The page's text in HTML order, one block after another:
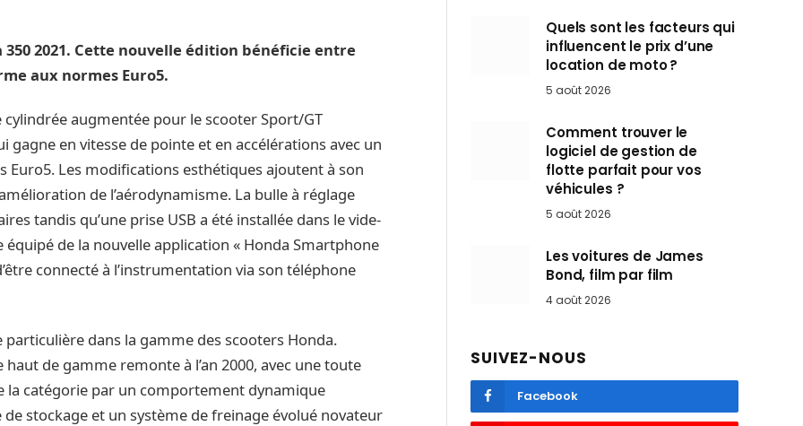
2021. Cette nouvelle édition bénéficie entre
aux normes Euro5.
cylindrée augmentée pour le scooter Sport/GT
en vitesse de pointe et en accélérations avec un
Les modifications esthétiques ajoutent à son
de l’aérodynamisme. La bulle à réglage
tandis qu’une prise USB a été installée dans le vide-
de la nouvelle application « Honda Smartphone
connecté à l’instrumentation via son téléphone
dans la gamme des scooters Honda.
de gamme remonte à l’an 2000, avec une toute
la catégorie par un comportement dynamique
stockage et un système de freinage évolué novateur
Quels sont les facteurs qui
influencent le prix d’une
location de moto ?
5 août 2026
Comment trouver le
logiciel de gestion de
flotte parfait pour vos
véhicules ?
5 août 2026
Les voitures de James
Bond, film par film
4 août 2026
SUIVEZ-NOUS
Facebook